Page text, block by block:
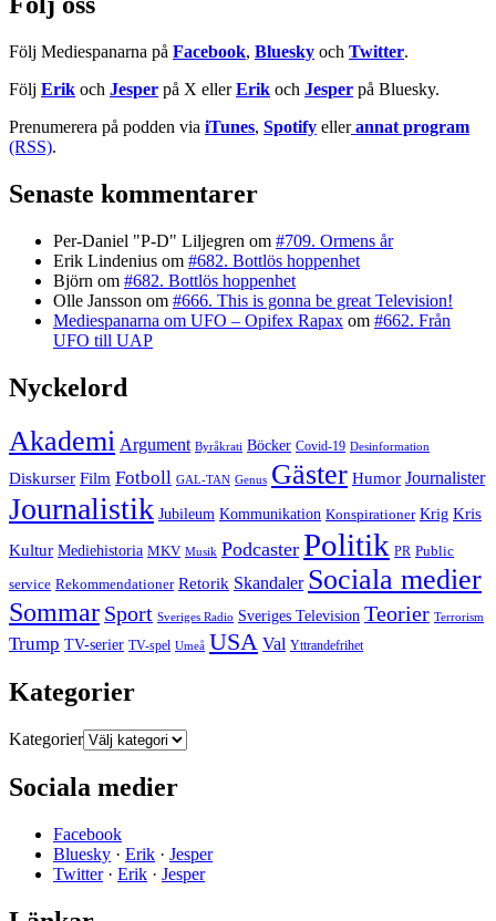
Följ Mediespanarna på Facebook, Bluesky och Twitter.
Följ Erik och Jesper på X ellerErik och Jesper på Bluesky.
Prenumerera på podden via iTunes, Spotify eller annat program
(RSS).
Senaste kommentarer
Per-Daniel "P-D" Liljegren om #709. Ormens år
Erik Lindenius om #682. Bottlös hoppenhet
Björn om #682. Bottlös hoppenhet
Olle Jansson om #666. This is gonna be great Television!
Mediespanarna om UFO – Opifex Rapax om #662. Från
UFO till UAP
Nyckelord
Akademi Argument Byråkrati Böcker Covid-19 Desinformation
Diskurser Film Fotboll GAL-TAN Genus Gäster Humor Journalister
Journalistik Jubileum Kommunikation Konspirationer Krig Kris
Kultur Mediehistoria MKV Musik Podcaster Politik PR Public
service Rekommendationer Retorik Skandaler Sociala medier
Sommar Sport Sveriges Radio Sveriges Television Teorier Terrorism
Trump TV-serier TV-spel Umeå USA Val Yttrandefrihet
Kategorier
Kategorier
Sociala medier
Facebook
Bluesky · Erik · Jesper
Twitter· Erik · Jesper